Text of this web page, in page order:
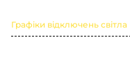
Графіки відключень світла